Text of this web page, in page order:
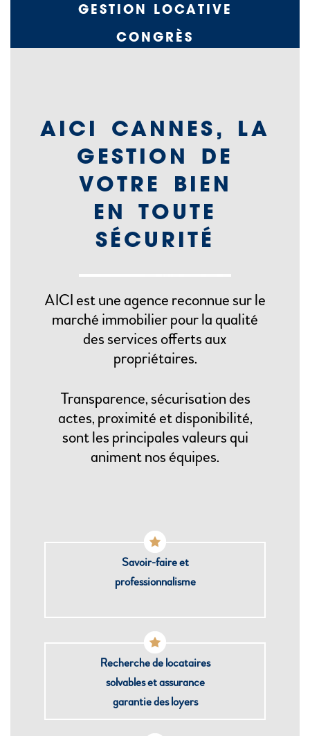
GESTION LOCATIVE
CONGRÈS
AICI CANNES, LA
GESTION DE
VOTRE BIEN
EN TOUTE
SÉCURITÉ
AICI est une agence reconnue sur le
marché immobilier pour la qualité
des services offerts aux
propriétaires.
Transparence, sécurisation des
actes, proximité et disponibilité,
sont les principales valeurs qui
animent nos équipes.
Savoir-faire et
professionnalisme
Recherche de locataires
solvables et assurance
garantie des loyers